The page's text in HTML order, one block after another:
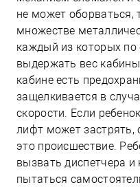
не может оборваться,
множестве
каждый из которых по
выдержать вес
кабине есть
защелкивается в
скорости. Если
лифт может застрять,
это происшествие.
вызвать диспетчера и
пытаться